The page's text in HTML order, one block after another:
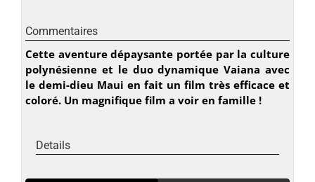
Commentaires
Cette aventure dépaysante portée par la culture
polynésienne et le duo dynamique Vaiana avec
le demi-dieu Maui en fait un film très efficace et
coloré. Un magnifique film a voir en famille !
Details